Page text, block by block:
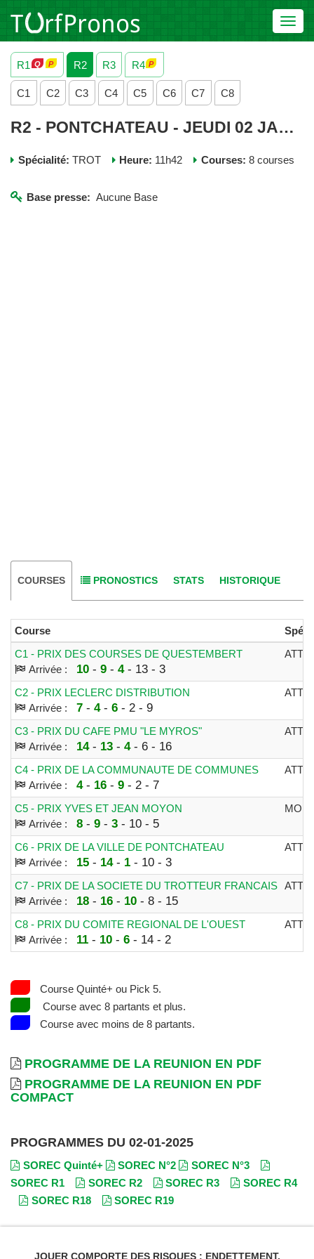
R1
R2 R3 R4
C1 C2 C3 C4 C5 C6 C7 C8
R2 - PONTCHATEAU - JEUDI 02 JANVIER 2025
Spécialité: TROT Heure: 11h42 Courses: 8 courses
Base presse: Aucune Base
COURSES PRONOSTICS STATS HISTORIQUE
Course
C1 - PRIX DES COURSES DE QUESTEMBERT
Arrivée :
10- 9- 4- 13 - 3
C2 - PRIX LECLERC DISTRIBUTION
Arrivée :
7- 4- 6- 2 - 9
C3 - PRIX DU CAFE PMU "LE MYROS"
Arrivée :
14- 13- 4- 6 - 16
C4 - PRIX DE LA COMMUNAUTE DE COMMUNES
Arrivée :
4- 16- 9- 2 - 7
C5 - PRIX YVES ET JEAN MOYON
Arrivée :
8- 9- 3- 10 - 5
C6 - PRIX DE LA VILLE DE PONTCHATEAU
Arrivée :
15- 14- 1 - 10 - 3
C7 - PRIX DE LA SOCIETE DU TROTTEUR FRANCAIS
Arrivée :
18- 16- 10- 8 - 15
C8 - PRIX DU COMITE REGIONAL DE L'OUEST
Arrivée :
11 - 10- 6- 14 - 2
Course Quinté+ ou Pick 5.
Course avec 8 partants et plus.
Course avec moins de 8 partants.
PROGRAMME DE LA REUNION EN PDF
PROGRAMME DE LA REUNION EN PDF
COMPACT
PROGRAMMES DU 02-01-2025
SOREC Quinté+ SOREC N°2
SOREC N°3
SOREC R1
SOREC R2 SOREC R3
SOREC R4
SOREC R18
SOREC R19
JOUER COMPORTE DES RISQUES : ENDETTEMENT,